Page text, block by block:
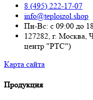
8 (495) 222-17-07
info@teploizol.shop
Пн-Вс: с 09:00 до
127282, г. Москва,
центр "РТС")
Карта сайта
Продукция